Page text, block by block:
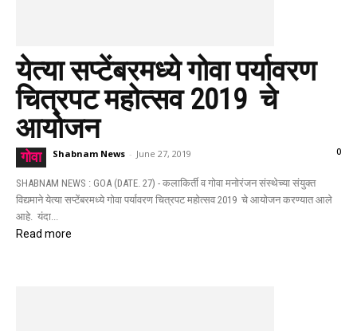
येत्या सप्टेंबरमध्ये गोवा पर्यावरण
चित्रपट महोत्सव 2019 चे
आयोजन
गोवा Shabnam News - June 27, 2019 0
SHABNAM NEWS : GOA (DATE. 27) - कलाकिर्ती व गोवा मनोरंजन संस्थेच्या संयुक्‍त
विद्यमाने येत्या सप्टेंबरमध्ये गोवा पर्यावरण चित्रपट महोत्सव 2019 चे आयोजन करण्यात आले
आहे. यंदा...
Read more